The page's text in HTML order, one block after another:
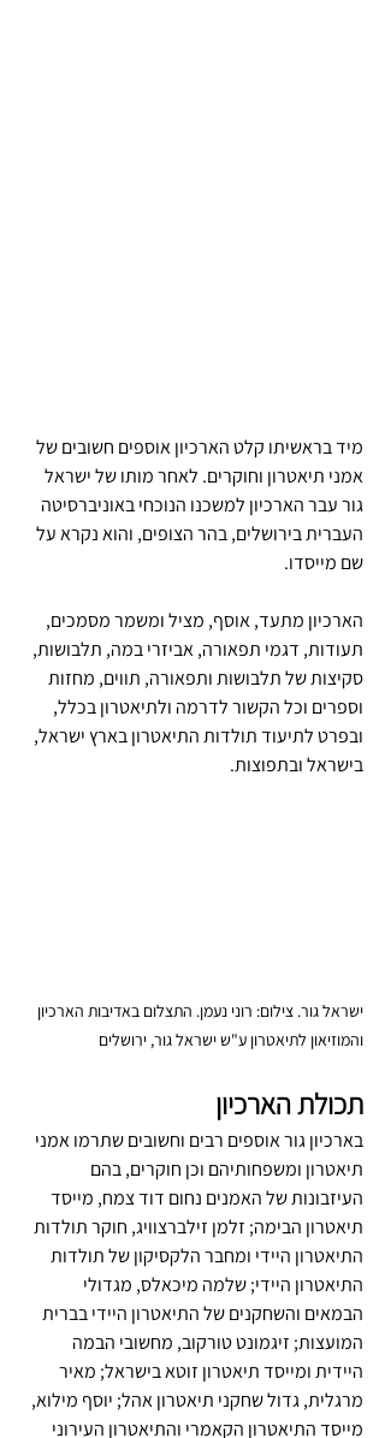
מיד בראשיתו קלט הארכיון אוספים חשובים של
אמני תיאטרון וחוקרים. לאחר מותו של ישראל
גור עבר הארכיון למשכנו הנוכחי באוניברסיטה
העברית בירושלים, בהר הצופים, והוא נקרא על
שם מייסדו.
הארכיון מתעד, אוסף, מציל ומשמר מסמכים,
תעודות, דגמי תפאורה, אביזרי במה, תלבושות,
סקיצות של תלבושות ותפאורה, תווים, מחזות
וספרים וכל הקשור לדרמה ולתיאטרון בכלל,
ובפרט לתיעוד תולדות התיאטרון בארץ ישראל,
בישראל ובתפוצות.
ישראל גור. צילום: רוני נעמן. התצלום באדיבות הארכיון
והמוזיאון לתיאטרון ע"ש ישראל גור, ירושלים
תכולת הארכיון
בארכיון גור אוספים רבים וחשובים שתרמו אמני
תיאטרון ומשפחותיהם וכן חוקרים, בהם
העיזבונות של האמנים נחום דוד צמח, מייסד
תיאטרון הבימה; זלמן זילברצוויג, חוקר תולדות
התיאטרון היידי ומחבר הלקסיקון של תולדות
התיאטרון היידי; שלמה מיכאלס, מגדולי
הבמאים והשחקנים של התיאטרון היידי בברית
המועצות; זיגמונט טורקוב, מחשובי הבמה
היידית ומייסד תיאטרון זוטא בישראל; מאיר
מרגלית, גדול שחקני תיאטרון אהל; יוסף מילוא,
מייסד התיאטרון הקאמרי והתיאטרון העירוני